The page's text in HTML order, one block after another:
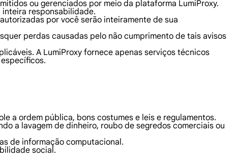
ou gerenciados por meio da plataforma LumiProxy.
inteira responsabilidade.
por você serão inteiramente de sua
perdas causadas pelo não cumprimento de tais avisos
A LumiProxy fornece apenas serviços técnicos
a ordem pública, bons costumes e leis e regulamentos.
a lavagem de dinheiro, roubo de segredos comerciais ou
de informação computacional.
social.